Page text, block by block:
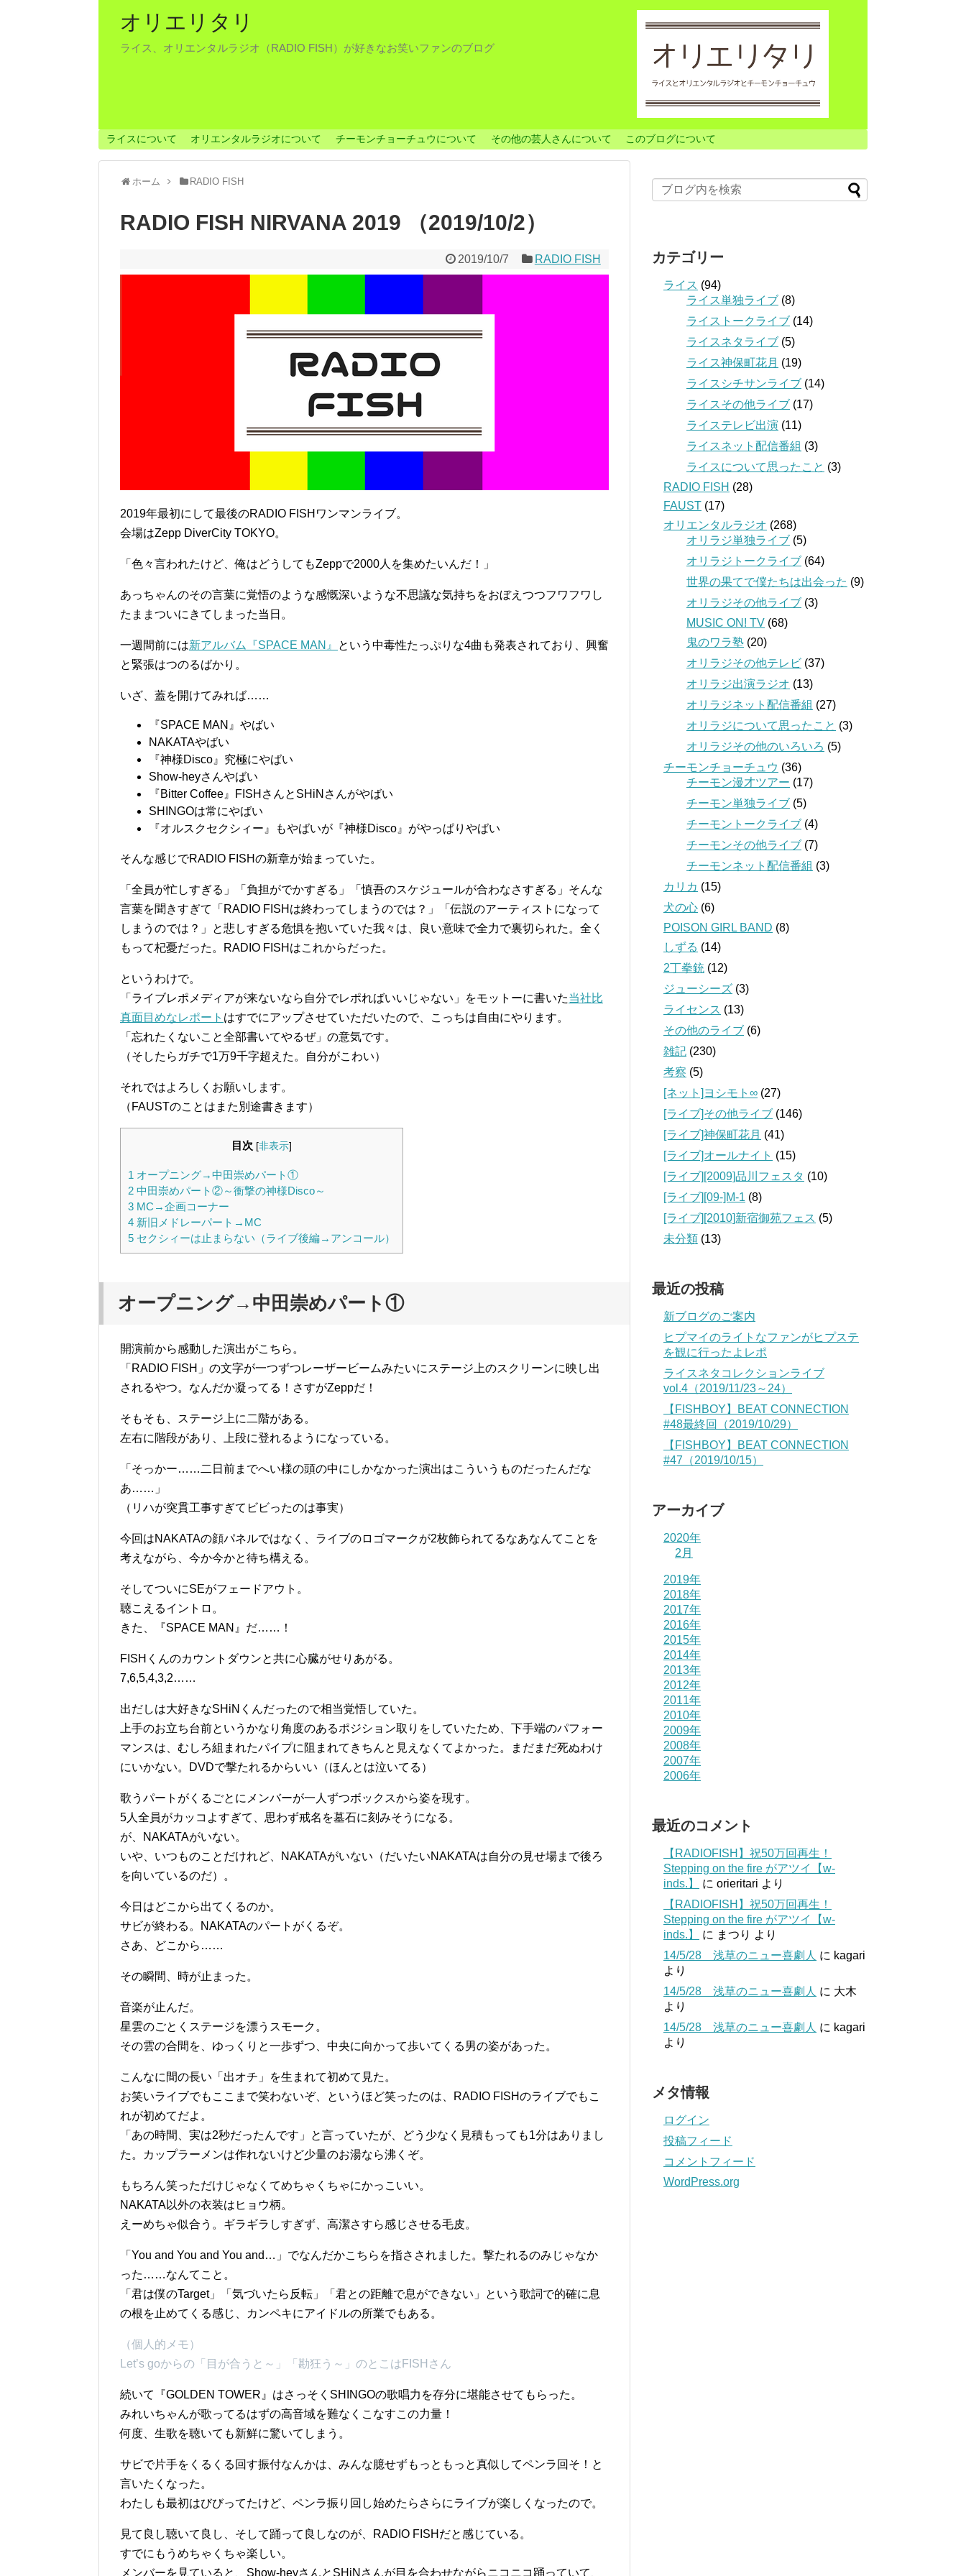
オリエリタリ
ライス、オリエンタルラジオ（RADIO FISH）が好きなお笑いファンのブログ
ライスについて オリエンタルラジオについて チーモンチョーチュウについて その他の芸人さんについて このブログについて
ホーム RADIO FISH
RADIO FISH NIRVANA 2019 （2019/10/2）
2019/10/7 RADIO FISH
2019年最初にして最後のRADIO FISHワンマンライブ。
会場はZepp DiverCity TOKYO。
「色々言われたけど、俺はどうしてもZeppで2000人を集めたいんだ！」
あっちゃんのその言葉に覚悟のような感慨深いような不思議な気持ちをおぼえつつフワフワし
たままついにきてしまった当日。
一週間前には新アルバム『SPACE MAN』
という中毒性たっぷりな4曲も発表されており、興奮
と緊張はつのるばかり。
いざ、蓋を開けてみれば……
『SPACE MAN』やばい
NAKATAやばい
『神様Disco』究極にやばい
Show-heyさんやばい
『Bitter Coffee』FISHさんとSHiNさんがやばい
SHINGOは常にやばい
『オルスクセクシィー』もやばいが『神様Disco』がやっぱりやばい
そんな感じでRADIO FISHの新章が始まっていた。
「全員が忙しすぎる」「負担がでかすぎる」「慎吾のスケジュールが合わなさすぎる」そんな
言葉を聞きすぎて「RADIO FISHは終わってしまうのでは？」「伝説のアーティストになって
しまうのでは？」と悲しすぎる危惧を抱いていた我々は、良い意味で全力で裏切られた。全く
もって杞憂だった。RADIO FISHはこれからだった。
というわけで。
「ライブレポメディアが来ないなら自分でレポればいいじゃない」をモットーに書いた当社比
真面目めなレポート はすでにアップさせていただいたので、こっちは自由にやります。
「忘れたくないこと全部書いてやるぜ」の意気です。
（そしたらガチで1万9千字超えた。自分がこわい）
それではよろしくお願いします。
（FAUSTのことはまた別途書きます）
目次 [非表示]
1 オープニング→中田崇めパート①
2 中田崇めパート②～衝撃の神様Disco～
3 MC→企画コーナー
4 新旧メドレーパート→MC
5 セクシィーは止まらない（ライブ後編→アンコール）
オープニング→中田崇めパート①
開演前から感動した演出がこちら。
「RADIO FISH」の文字が一つずつレーザービームみたいにステージ上のスクリーンに映し出
されるやつ。なんだか凝ってる！さすがZeppだ！
そもそも、ステージ上に二階がある。
左右に階段があり、上段に登れるようになっている。
「そっかー……二日前までへい様の頭の中にしかなかった演出はこういうものだったんだな
あ……」
（リハが突貫工事すぎてビビったのは事実）
今回はNAKATAの顔パネルではなく、ライブのロゴマークが2枚飾られてるなあなんてことを
考えながら、今か今かと待ち構える。
そしてついにSEがフェードアウト。
聴こえるイントロ。
きた、『SPACE MAN』だ……！
FISHくんのカウントダウンと共に心臓がせりあがる。
7,6,5,4,3,2……
出だしは大好きなSHiNくんだったので相当覚悟していた。
上手のお立ち台前というかなり角度のあるポジション取りをしていたため、下手端のパフォー
マンスは、むしろ組まれたパイプに阻まれてきちんと見えなくてよかった。まだまだ死ぬわけ
にいかない。DVDで撃たれるからいい（ほんとは泣いてる）
歌うパートがくるごとにメンバーが一人ずつボックスから姿を現す。
5人全員がカッコよすぎて、思わず戒名を墓石に刻みそうになる。
が、NAKATAがいない。
いや、いつものことだけれど、NAKATAがいない（だいたいNAKATAは自分の見せ場まで後ろ
を向いているのだ）。
今日はどこから出てくるのか。
サビが終わる。NAKATAのパートがくるぞ。
さあ、どこから……
その瞬間、時が止まった。
音楽が止んだ。
星雲のごとくステージを漂うスモーク。
その雲の合間を、ゆっくりと一歩ずつ、中央に向かって歩いてくる男の姿があった。
こんなに間の長い「出オチ」を生まれて初めて見た。
お笑いライブでもここまで笑わないぞ、というほど笑ったのは、RADIO FISHのライブでもこ
れが初めてだよ。
「あの時間、実は2秒だったんです」と言っていたが、どう少なく見積もっても1分はありまし
た。カップラーメンは作れないけど少量のお湯なら沸くぞ。
もちろん笑っただけじゃなくてめちゃくちゃにかっこいい。
NAKATA以外の衣装はヒョウ柄。
えーめちゃ似合う。ギラギラしすぎず、高潔さすら感じさせる毛皮。
「You and You and You and…」でなんだかこちらを指さされました。撃たれるのみじゃなか
った……なんてこと。
「君は僕のTarget」「気づいたら反転」「君との距離で息ができない」という歌詞で的確に息
の根を止めてくる感じ、カンペキにアイドルの所業でもある。
（個人的メモ）
Let’s goからの「目が合うと～」「勘狂う～」のとこはFISHさん
続いて『GOLDEN TOWER』はさっそくSHINGOの歌唱力を存分に堪能させてもらった。
みれいちゃんが歌ってるはずの高音域を難なくこなすこの力量！
何度、生歌を聴いても新鮮に驚いてしまう。
サビで片手をくるくる回す振付なんかは、みんな臆せずもっともっと真似してペンラ回そ！と
言いたくなった。
わたしも最初はびびってたけど、ペンラ振り回し始めたらさらにライブが楽しくなったので。
見て良し聴いて良し、そして踊って良しなのが、RADIO FISHだと感じている。
すでにもうめちゃくちゃ楽しい。
メンバーを見ていると、Show-heyさんとSHiNさんが目を合わせながらニコニコ踊っていて、
カテゴリー
ライス (94)
ライス単独ライブ (8)
ライストークライブ (14)
ライスネタライブ (5)
ライス神保町花月 (19)
ライスシチサンライブ (14)
ライスその他ライブ (17)
ライステレビ出演 (11)
ライスネット配信番組 (3)
ライスについて思ったこと (3)
RADIO FISH (28)
FAUST (17)
オリエンタルラジオ (268)
オリラジ単独ライブ (5)
オリラジトークライブ (64)
世界の果てで僕たちは出会った (9)
オリラジその他ライブ (3)
MUSIC ON! TV (68)
鬼のワラ塾 (20)
オリラジその他テレビ (37)
オリラジ出演ラジオ (13)
オリラジネット配信番組 (27)
オリラジについて思ったこと (3)
オリラジその他のいろいろ (5)
チーモンチョーチュウ (36)
チーモン漫才ツアー (17)
チーモン単独ライブ (5)
チーモントークライブ (4)
チーモンその他ライブ (7)
チーモンネット配信番組 (3)
カリカ (15)
犬の心 (6)
POISON GIRL BAND (8)
しずる (14)
2丁拳銃 (12)
ジューシーズ (3)
ライセンス (13)
その他のライブ (6)
雑記 (230)
考察 (5)
[ネット]ヨシモト∞ (27)
[ライブ]その他ライブ (146)
[ライブ]神保町花月 (41)
[ライブ]オールナイト (15)
[ライブ][2009]品川フェスタ (10)
[ライブ][09‐]M-1 (8)
[ライブ][2010]新宿御苑フェス (5)
未分類 (13)
最近の投稿
新ブログのご案内
ヒプマイのライトなファンがヒプステ
を観に行ったよレポ
ライスネタコレクションライブ
vol.4（2019/11/23～24）
【FISHBOY】BEAT CONNECTION
#48最終回（2019/10/29）
【FISHBOY】BEAT CONNECTION
#47（2019/10/15）
アーカイブ
2020年
2月
2019年
2018年
2017年
2016年
2015年
2014年
2013年
2012年
2011年
2010年
2009年
2008年
2007年
2006年
最近のコメント
【RADIOFISH】祝50万回再生！
Stepping on the fire がアツイ【w-
inds.】
に orieritari より
【RADIOFISH】祝50万回再生！
Stepping on the fire がアツイ【w-
inds.】
に まつり より
14/5/28 浅草のニュー喜劇人 に kagari
より
14/5/28 浅草のニュー喜劇人 に 大木
より
14/5/28 浅草のニュー喜劇人 に kagari
より
メタ情報
ログイン
投稿フィード
コメントフィード
WordPress.org